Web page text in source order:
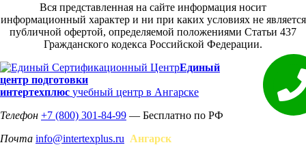
Вся представленная на сайте информация носит
информационный характер и ни при каких условиях не является
публичной офертой, определяемой положениями Статьи 437
Гражданского кодекса Российской Федерации.
Единый
центр подготовки
интертехплюс учебный центр в Ангарске
Телефон +7 (800) 301-84-99 — Бесплатно по РФ
Почта info@intertexplus.ru Ангарск